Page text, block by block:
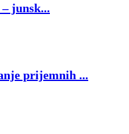
junsk...
prijemnih ...